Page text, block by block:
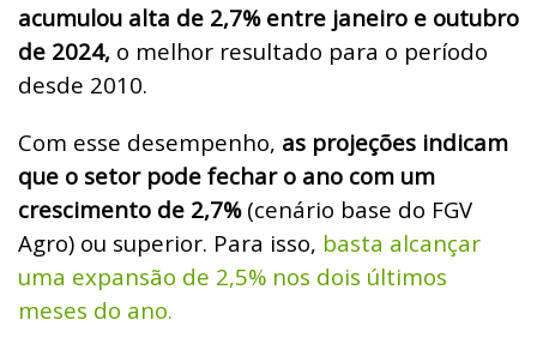
acumulou alta de 2,7% entre janeiro e outubro
de 2024, o melhor resultado para o período
desde 2010.
Com esse desempenho, as projeções indicam
que o setor pode fechar o ano com um
crescimento de 2,7%(cenário base do FGV
Agro) ou superior. Para isso, basta alcançar
uma expansão de 2,5% nos dois últimos
meses do ano.